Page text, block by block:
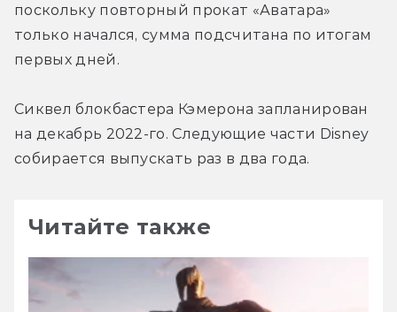
поскольку повторный прокат «Аватара»
только начался, сумма подсчитана по итогам
первых дней.
Сиквел блокбастера Кэмерона запланирован
на декабрь 2022-го. Следующие части Disney
собирается выпускать раз в два года.
Читайте также